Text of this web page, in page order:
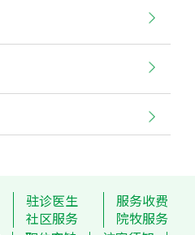
驻诊医生
服务收费
社区服务
院牧服务